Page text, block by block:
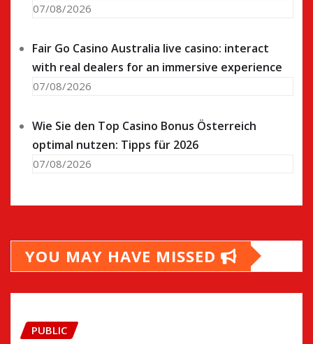
07/08/2026
Fair Go Casino Australia live casino: interact
with real dealers for an immersive experience
07/08/2026
Wie Sie den Top Casino Bonus Österreich
optimal nutzen: Tipps für 2026
07/08/2026
YOU MAY HAVE MISSED
PUBLIC